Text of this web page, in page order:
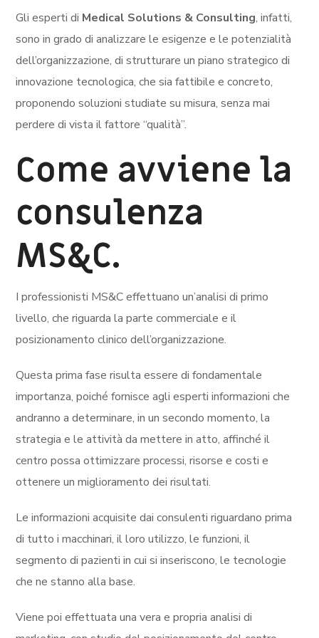
Gli esperti di Medical Solutions & Consulting, infatti,
sono in grado di analizzare le esigenze e le potenzialità
dell’organizzazione, di strutturare un piano strategico di
innovazione tecnologica, che sia fattibile e concreto,
proponendo soluzioni studiate su misura, senza mai
perdere di vista il fattore “qualità”.
Come avviene la
consulenza
MS&C.
I professionisti MS&C effettuano un’analisi di primo
livello, che riguarda la parte commerciale e il
posizionamento clinico dell’organizzazione.
Questa prima fase risulta essere di fondamentale
importanza, poiché fornisce agli esperti informazioni che
andranno a determinare, in un secondo momento, la
strategia e le attività da mettere in atto, affinché il
centro possa ottimizzare processi, risorse e costi e
ottenere un miglioramento dei risultati.
Le informazioni acquisite dai consulenti riguardano prima
di tutto i macchinari, il loro utilizzo, le funzioni, il
segmento di pazienti in cui si inseriscono, le tecnologie
che ne stanno alla base.
Viene poi effettuata una vera e propria analisi di